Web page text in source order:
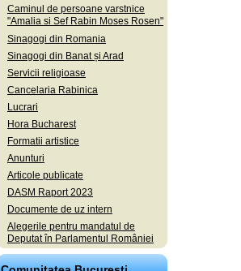
Caminul de persoane varstnice
"Amalia si Sef Rabin Moses Rosen"
Sinagogi din Romania
Sinagogi din Banat și Arad
Servicii religioase
Cancelaria Rabinica
Lucrari
Hora Bucharest
Formatii artistice
Anunturi
Articole publicate
DASM Raport 2023
Documente de uz intern
Alegerile pentru mandatul de
Deputat în Parlamentul României